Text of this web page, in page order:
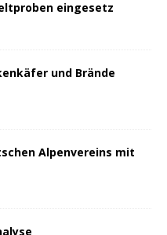
eingesetz
und Brände
Alpenvereins mit